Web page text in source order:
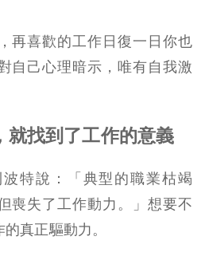
再喜歡的工作日復一日你也
自己心理暗示，唯有自我激
就找到了工作的意義
特說：「典型的職業枯竭
喪失了工作動力。」想要不
真正驅動力。